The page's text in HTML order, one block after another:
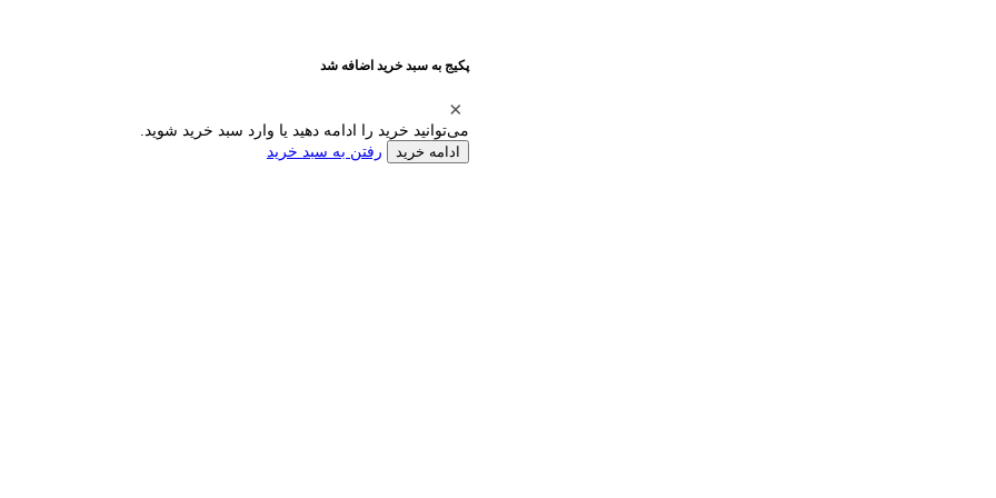
پکیج به سبد خرید اضافه شد
می‌توانید خرید را ادامه دهید یا وارد سبد خرید شوید.
ادامه خرید رفتن به سبد خرید